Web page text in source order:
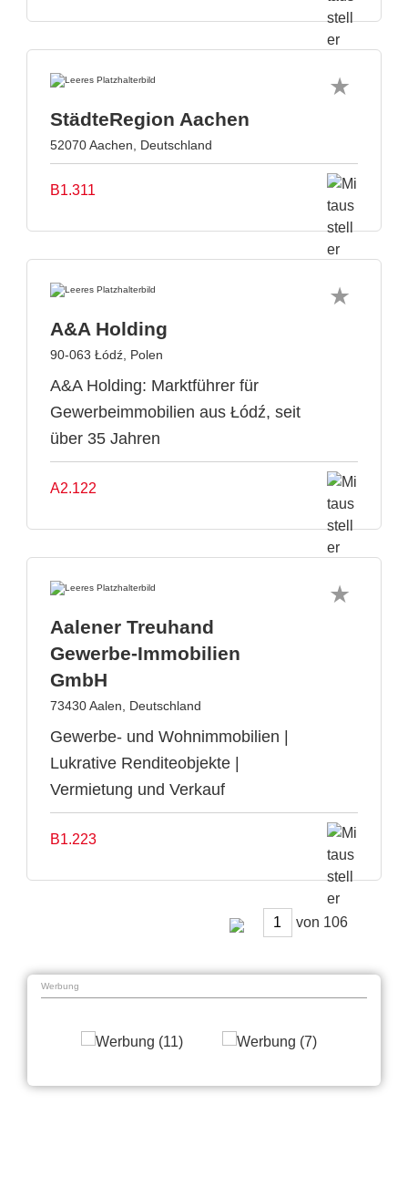
StädteRegion Aachen
52070 Aachen, Deutschland
B1.311
A&A Holding
90-063 Łódź, Polen
A&A Holding: Marktführer für
Gewerbeimmobilien aus Łódź, seit
über 35 Jahren
A2.122
Aalener Treuhand
Gewerbe-Immobilien
GmbH
73430 Aalen, Deutschland
Gewerbe- und Wohnimmobilien |
Lukrative Renditeobjekte |
Vermietung und Verkauf
B1.223
von
Werbung